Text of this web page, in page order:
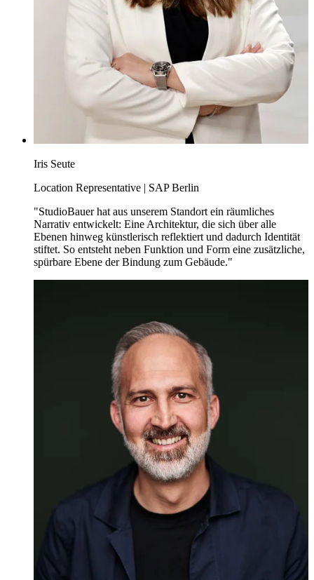
Iris Seute
Location Representative | SAP Berlin
"StudioBauer hat aus unserem Standort ein räumliches
Narrativ entwickelt: Eine Architektur, die sich über alle
Ebenen hinweg künstlerisch reflektiert und dadurch Identität
stiftet. So entsteht neben Funktion und Form eine zusätzliche,
spürbare Ebene der Bindung zum Gebäude."